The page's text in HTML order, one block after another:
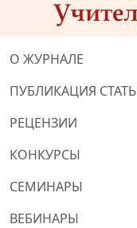
О ЖУРНАЛЕ
ПУБЛИКАЦИЯ
РЕЦЕНЗИИ
КОНКУРСЫ
СЕМИНАРЫ
ВЕБИНАРЫ